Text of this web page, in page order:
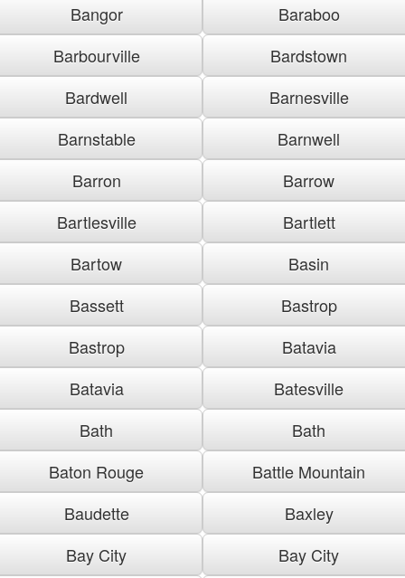
Bangor
Baraboo
Barbourville
Bardstown
Bardwell
Barnesville
Barnstable
Barnwell
Barron
Barrow
Bartlesville
Bartlett
Bartow
Basin
Bassett
Bastrop
Bastrop
Batavia
Batavia
Batesville
Bath
Bath
Baton Rouge
Battle Mountain
Baudette
Baxley
Bay City
Bay City